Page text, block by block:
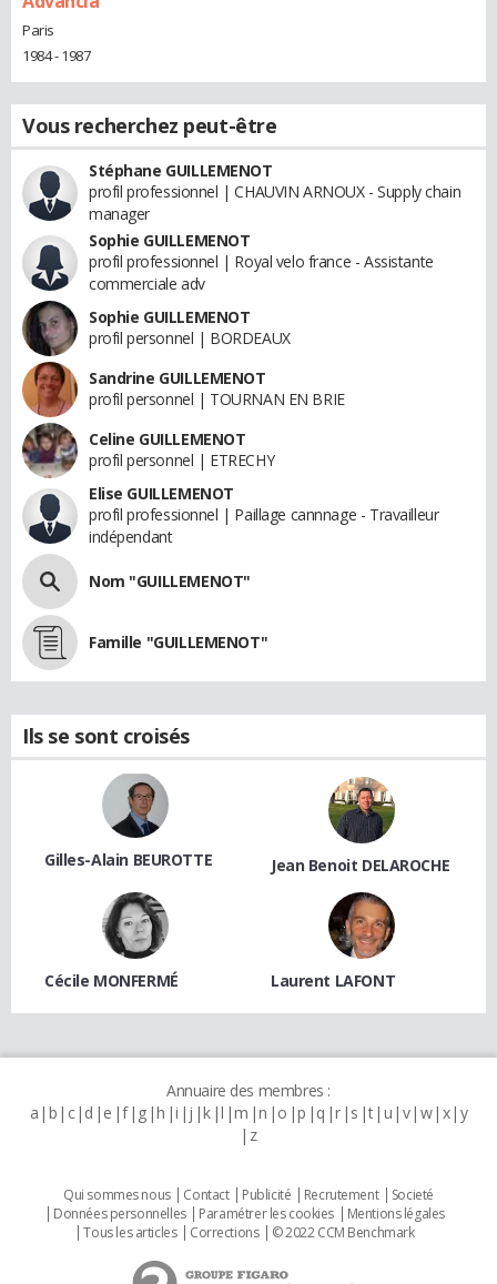
Paris
1984 - 1987
Vous recherchez peut-être
Stéphane GUILLEMENOT
profil professionnel | CHAUVIN ARNOUX - Supply chain
manager
Sophie GUILLEMENOT
profil professionnel | Royal velo france - Assistante
commerciale adv
Sophie GUILLEMENOT
profil personnel | BORDEAUX
Sandrine GUILLEMENOT
profil personnel | TOURNAN EN BRIE
Celine GUILLEMENOT
profil personnel | ETRECHY
Elise GUILLEMENOT
profil professionnel | Paillage cannnage - Travailleur
indépendant
Nom "GUILLEMENOT"
Famille "GUILLEMENOT"
Ils se sont croisés
Gilles-Alain BEUROTTE Jean Benoit DELAROCHE
Cécile MONFERMÉ Laurent LAFONT
Annuaire des membres :
a b c d e f g h i j k l m n o p q r s t u v w x y
z
Qui sommes nous Contact Publicité Recrutement
Societé
Données personnelles
Paramétrer les cookies
Mentions légales
Tous les articles
Corrections © 2022 CCM Benchmark